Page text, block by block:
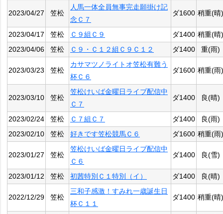
2023/04/27 笠松
人馬一体全員無事完走願掛け記
念Ｃ７
ダ1600 稍重(晴)
2023/04/17 笠松 Ｃ９組Ｃ９ ダ1400 稍重(晴)
2023/04/06
笠松 Ｃ９・Ｃ１２組Ｃ９Ｃ１２ ダ1400 重(雨)
2023/03/23 笠松
カサマツノライトオ笠松有難う
杯Ｃ６
ダ1600 稍重(雨)
2023/03/10 笠松
笠松けいば金曜日ライブ配信中
Ｃ７
ダ1400 良(晴)
2023/02/24 笠松 Ｃ７組Ｃ７ ダ1400
良(雨)
2023/02/10
笠松 好きです笠松競馬Ｃ６ ダ1600 稍重(雨)
2023/01/27 笠松
笠松けいば金曜日ライブ配信中
Ｃ６
ダ1400 良(雪)
2023/01/12 笠松 初茜特別Ｃ１特別（イ） ダ1400 良(晴)
2022/12/29 笠松
三和子感激！すみれ一歳誕生日
杯Ｃ１１
ダ1400 稍重(晴)